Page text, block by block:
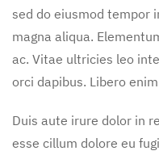
sed do eiusmod tempor
magna aliqua.
ac. Vitae ultricies leo
orci dapibus. Libero
Duis aute irure dolor in
esse cillum dolore eu